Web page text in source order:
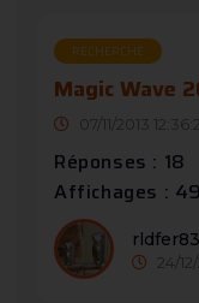
RECHERCHE
Magic Wave
07/11/2013
Réponses : 18
Affichages :
rldfer83
24/